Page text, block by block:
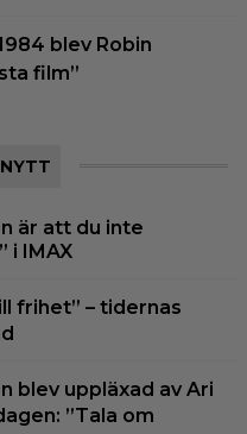
blev Robin
film”
är att du inte
i IMAX
frihet” – tidernas
blev uppläxad av Ari
”Tala om